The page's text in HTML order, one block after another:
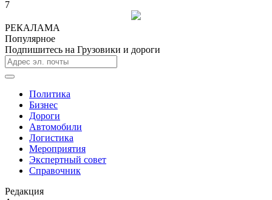
7
РЕКАЛАМА
Популярное
Подпишитесь на Грузовики и дороги
Политика
Бизнес
Дороги
Автомобили
Логистика
Мероприятия
Экспертный совет
Справочник
Редакция